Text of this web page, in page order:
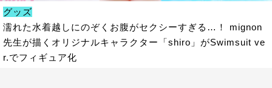
グッズ
濡れた水着越しにのぞくお腹がセクシーすぎる…！ mignon
先生が描くオリジナルキャラクター「shiro」がSwimsuit ve
r.でフィギュア化